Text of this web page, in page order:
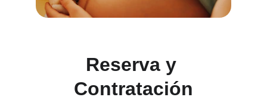
Reserva y
Contratación